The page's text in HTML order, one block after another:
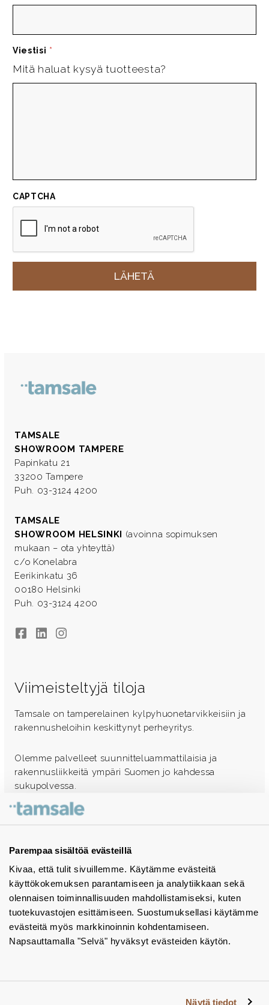
Parempaa sisältöä evästeillä
Kivaa, että tulit sivuillemme. Käytämme evästeitä
käyttökokemuksen parantamiseen ja analytiikkaan sekä
olennaisen toiminnallisuuden mahdollistamiseksi, kuten
tuotekuvastojen esittämiseen. Suostumuksellasi käytämme
evästeitä myös markkinoinnin kohdentamiseen.
Napsauttamalla "Selvä" hyväksyt evästeiden käytön.
Näytä tiedot
Viestisi *
Mitä haluat kysyä tuotteesta?
CAPTCHA
TAMSALE
SHOWROOM TAMPERE
Papinkatu 21
33200 Tampere
Puh. 03-3124 4200
TAMSALE
SHOWROOM HELSINKI
(avoinna sopimuksen
mukaan – ota yhteyttä)
c/o Konelabra
Eerikinkatu 36
00180 Helsinki
Puh. 03-3124 4200
FacebookLinkedInInstagram
Viimeisteltyjä tiloja
Tamsale on tamperelainen kylpyhuonetarvikkeisiin ja
rakennusheloihin keskittynyt perheyritys.
Olemme palvelleet suunnitteluammattilaisia ja
rakennusliikkeitä ympäri Suomen jo kahdessa
sukupolvessa.
Ota yhteyttä - autamme mielellämme
Tuotekuvastot
Instagram
BIM-objektit
Yhteystiedot
Tiedotteet